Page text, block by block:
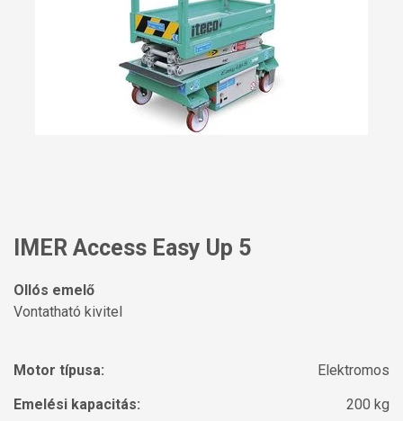
IMER Access Easy Up 5
Ollós emelő
Vontatható kivitel
Motor típusa:
Elektromos
Emelési kapacitás:
200 kg